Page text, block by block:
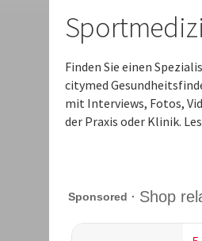
Finden Sie einen
citymed
mit Interviews, Fotos,
der Praxis oder Klinik.